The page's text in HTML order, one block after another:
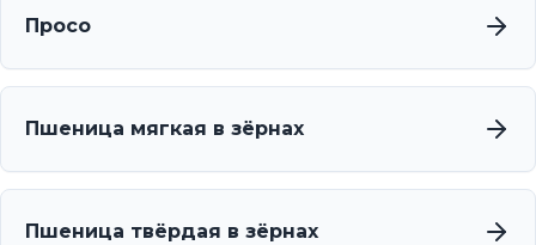
Просо
Пшеница мягкая в зёрнах
Пшеница твёрдая в зёрнах